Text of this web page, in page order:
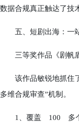
数据合规真正触达了技
五、短剧出海：一
三等奖作品《剧帆盾
该作品敏锐地抓住了
多维合规审查”机制。
1、覆盖 100 多个